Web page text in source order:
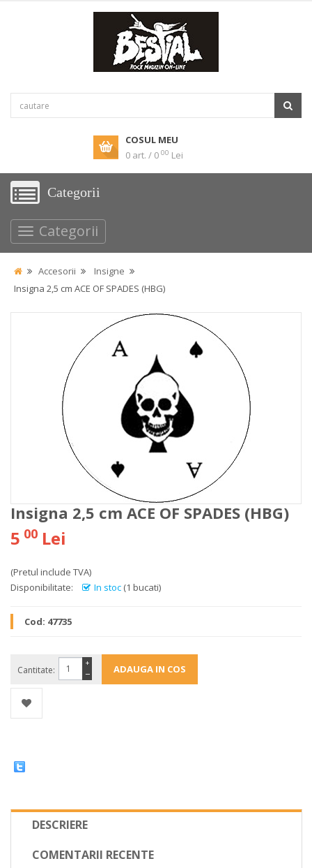
COSUL MEU
0 art. / 0 00 Lei
Categorii
Categorii
Accesorii
Insigne
Insigna 2,5 cm ACE OF SPADES (HBG)
Insigna 2,5 cm ACE OF SPADES (HBG)
5 00 Lei
(Pretul include TVA)
Disponibilitate:
In stoc (1 bucati)
Cod: 47735
Cantitate: −
+
DESCRIERE
COMENTARII RECENTE